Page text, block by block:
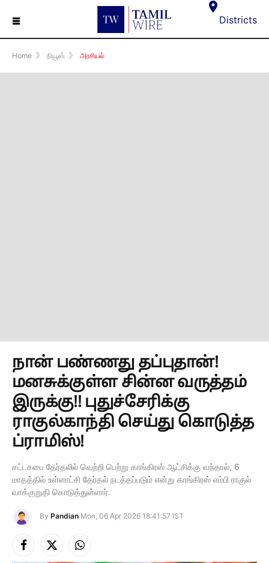
☰ Districts
Home 》 நியூஸ் 》 அரசியல்
நான் பண்ணது தப்புதான்!
மனசுக்குள்ள சின்ன வருத்தம்
இருக்கு!! புதுச்சேரிக்கு
ராகுல்காந்தி செய்து கொடுத்த
ப்ராமிஸ்!
சட்டசபை தேர்தலில் வெற்றி பெற்று காங்கிரஸ் ஆட்சிக்கு வந்தால், 6
மாதத்தில் உள்ளாட்சி தேர்தல் நடத்தப்படும் என்று காங்கிரஸ் எம்பி ராகுல்
வாக்குறுதி கொடுத்துள்ளார்.
By Pandian Mon, 06 Apr 2026 18:41:57 IST
Facebook
X
Instagram